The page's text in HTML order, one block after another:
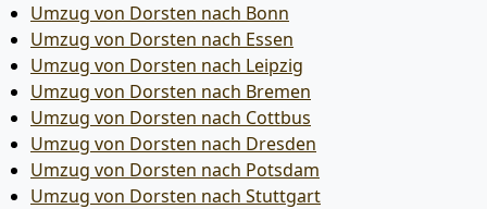
Umzug von Dorsten nach Bonn
Umzug von Dorsten nach Essen
Umzug von Dorsten nach Leipzig
Umzug von Dorsten nach Bremen
Umzug von Dorsten nach Cottbus
Umzug von Dorsten nach Dresden
Umzug von Dorsten nach Potsdam
Umzug von Dorsten nach Stuttgart